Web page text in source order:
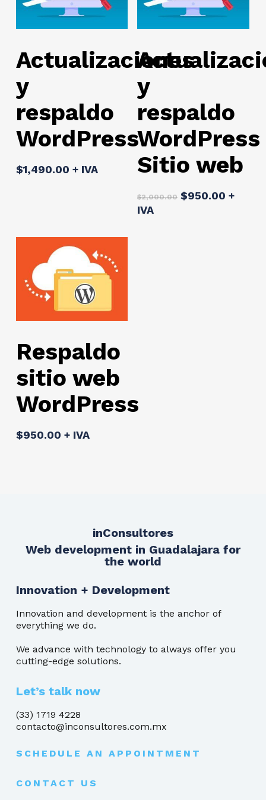
Actualizaciones
y
respaldo
WordPress
$1,490.00 + IVA
y
respaldo
WordPress
Sitio web
$2,000.00 Original
$950.00 +
IVA
Respaldo
sitio web
WordPress
$950.00 + IVA
inConsultores
Web development in Guadalajara for
the world
Innovation + Development
Innovation and development is the anchor of
everything we do.
We advance with technology to always offer you
cutting-edge solutions.
Let’s talk now
(33) 1719 4228
contacto@inconsultores.com.mx
SCHEDULE AN APPOINTMENT
CONTACT US